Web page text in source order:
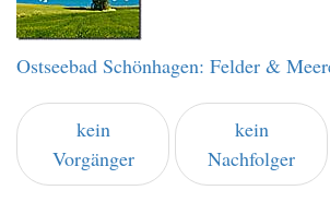
Ostseebad Schönhagen: Felder &
kein
Vorgänger
kein
Nachfolger